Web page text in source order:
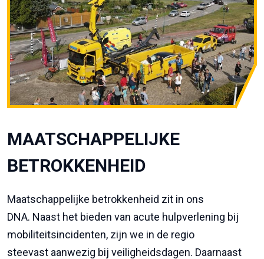
MAATSCHAPPELIJKE
BETROKKENHEID
Maatschappelijke betrokkenheid zit in ons
DNA. Naast het bieden van acute hulpverlening bij
mobiliteitsincidenten, zijn we in de regio
steevast aanwezig bij veiligheidsdagen. Daarnaast